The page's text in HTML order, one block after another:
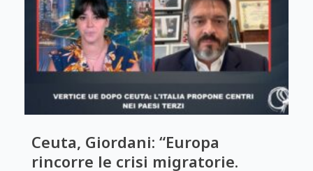
Ceuta, Giordani: “Europa
rincorre le crisi migratorie.